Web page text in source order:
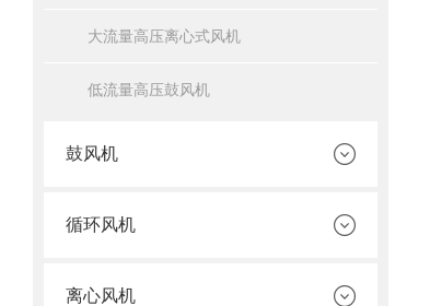
大流量高压离心式风机
低流量高压鼓风机
鼓风机
循环风机
离心风机